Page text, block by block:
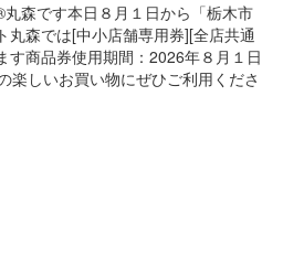
森です本日８月１日から「栃木市
丸森では[中小店舗専用券][全店共通
す商品券使用期間：2026年８月１日
楽しいお買い物にぜひご利用くださ